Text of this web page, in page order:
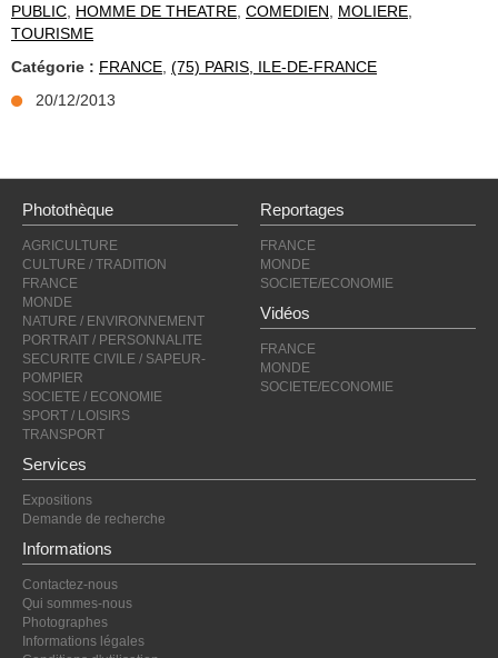
PUBLIC, HOMME DE THEATRE, COMEDIEN, MOLIERE,
TOURISME
Catégorie : FRANCE, (75) PARIS, ILE-DE-FRANCE
20/12/2013
Photothèque
AGRICULTURE
CULTURE / TRADITION
FRANCE
MONDE
NATURE / ENVIRONNEMENT
PORTRAIT / PERSONNALITE
SECURITE CIVILE / SAPEUR-
POMPIER
SOCIETE / ECONOMIE
SPORT / LOISIRS
TRANSPORT
Reportages
FRANCE
MONDE
SOCIETE/ECONOMIE
Vidéos
FRANCE
MONDE
SOCIETE/ECONOMIE
Services
Expositions
Demande de recherche
Informations
Contactez-nous
Qui sommes-nous
Photographes
Informations légales